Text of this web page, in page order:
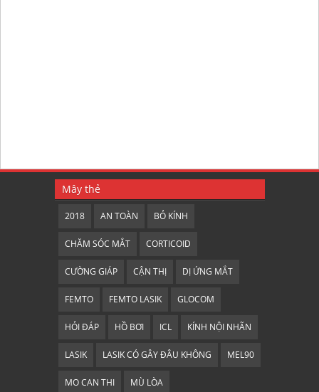
Mây thẻ
2018 AN TOÀN BỎ KÍNH
CHĂM SÓC MẮT CORTICOID
CƯỜNG GIÁP CẬN THỊ DỊ ỨNG MẮT
FEMTO FEMTO LASIK GLOCOM
HỎI ĐÁP HỒ BƠI ICL KÍNH NỘI NHÃN
LASIK LASIK CÓ GÂY ĐÂU KHÔNG MEL90
MO CAN THI MÙ LÒA